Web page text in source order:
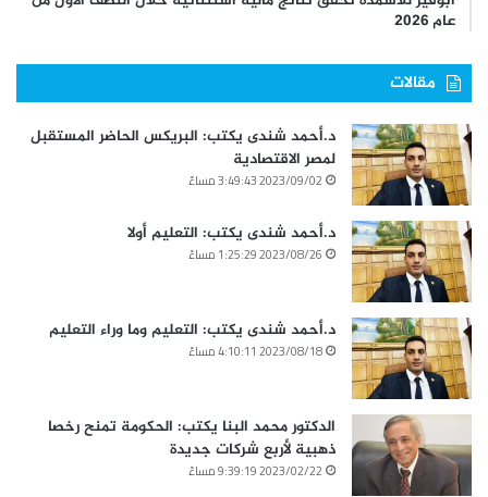
عام 2026
مقالات
د.أحمد شندى يكتب: البريكس الحاضر المستقبل
لمصر الاقتصادية
2023/09/02 3:49:43 مساءً
د.أحمد شندى يكتب: التعليم أولا
2023/08/26 1:25:29 مساءً
د.أحمد شندى يكتب: التعليم وما وراء التعليم
2023/08/18 4:10:11 مساءً
الدكتور محمد البنا يكتب: الحكومة تمنح رخصا
ذهبية لأربع شركات جديدة
2023/02/22 9:39:19 مساءً